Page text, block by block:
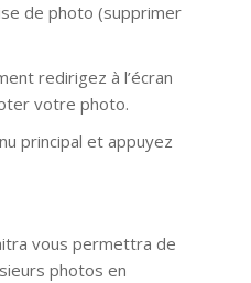
de photo (supprimer
redirigez à l’écran
votre photo.
principal et appuyez
vous permettra de
photos en